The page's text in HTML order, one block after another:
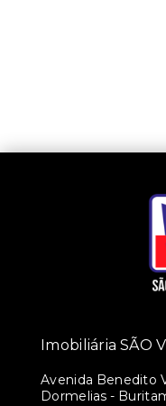
Imobiliária SÃO
Avenida Benedito
Dormelias -